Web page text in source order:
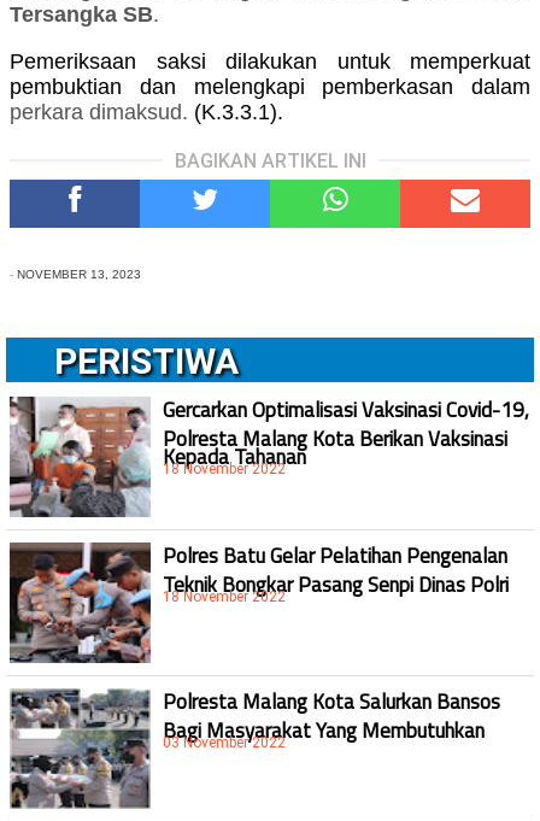
Tersangka SB.
Pemeriksaan saksi dilakukan untuk memperkuat
pembuktian dan melengkapi pemberkasan dalam
perkara dimaksud. (K.3.3.1).
BAGIKAN ARTIKEL INI
- NOVEMBER 13, 2023
PERISTIWA
Gercarkan Optimalisasi Vaksinasi Covid-19,
Polresta Malang Kota Berikan Vaksinasi
Kepada Tahanan
18 November 2022
Polres Batu Gelar Pelatihan Pengenalan
Teknik Bongkar Pasang Senpi Dinas Polri
18 November 2022
Polresta Malang Kota Salurkan Bansos
Bagi Masyarakat Yang Membutuhkan
03 November 2022